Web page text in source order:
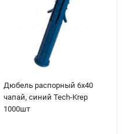
Дюбель распорный 6х40
чапай, синий Tech-Krep
1000шт